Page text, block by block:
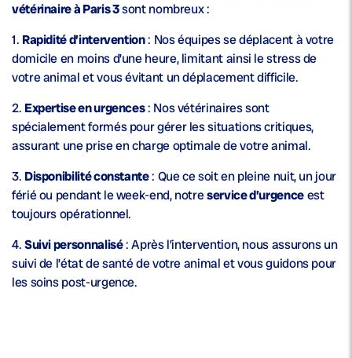
vétérinaire à Paris 3sont nombreux :
1. Rapidité d’intervention: Nos équipes se déplacent à votre
domicile en moins d’une heure, limitant ainsi le stress de
votre animal et vous évitant un déplacement difficile.
2. Expertise en urgences: Nos vétérinaires sont
spécialement formés pour gérer les situations critiques,
assurant une prise en charge optimale de votre animal.
3. Disponibilité constante: Que ce soit en pleine nuit, un jour
férié ou pendant le week-end, notreservice d’urgenceest
toujours opérationnel.
4.Suivi personnalisé: Après l’intervention, nous assurons un
suivi de l’état de santé de votre animal et vous guidons pour
les soins post-urgence.